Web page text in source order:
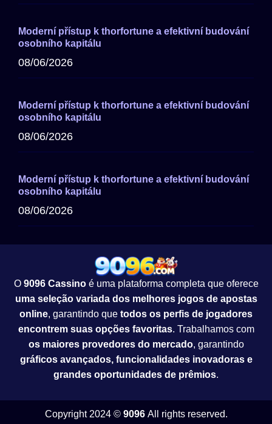
Moderní přístup k thorfortune a efektivní budování
osobního kapitálu
08/06/2026
Moderní přístup k thorfortune a efektivní budování
osobního kapitálu
08/06/2026
Moderní přístup k thorfortune a efektivní budování
osobního kapitálu
08/06/2026
O 9096 Cassinoé uma plataforma completa que oferece
uma seleção variada dos melhores jogos de apostas
online, garantindo que todos os perfis de jogadores
encontrem suas opções favoritas. Trabalhamos com
os maiores provedores do mercado, garantindo
gráficos avançados, funcionalidades inovadoras e
grandes oportunidades de prêmios.
Copyright 2024 © 9096All rights reserved.